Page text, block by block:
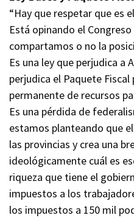
“Hay que respetar que es
Está opinando el
compartamos o no la
Es una ley que perjudica a
perjudica el Paquete
permanente de recursos
Es una pérdida de
estamos planteando que
las provincias y crea una
ideológicamente cuál es
riqueza que tiene el
impuestos a los
los impuestos a 150 mil